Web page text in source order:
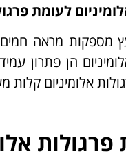
לעומת
מספקות מראה
הן פתרון
אלומיניום קלות
פרגולות